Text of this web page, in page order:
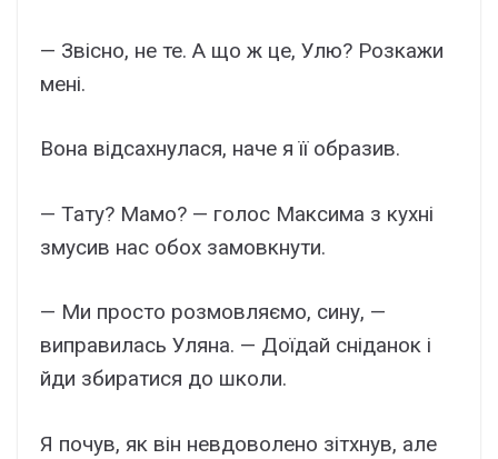
— Звісно, не те. А що ж це, Улю? Розкажи
мені.
Вона відсахнулася, наче я її образив.
— Тату? Мамо? — голос Максима з кухні
змусив нас обох замовкнути.
— Ми просто розмовляємо, сину, —
виправилась Уляна. — Доїдай сніданок і
йди збиратися до школи.
Я почув, як він невдоволено зітхнув, але